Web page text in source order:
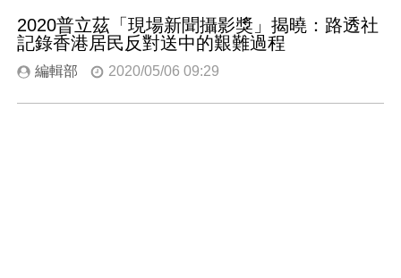
2020普立茲「現場新聞攝影獎」揭曉：路透社
記錄香港居民反對送中的艱難過程
編輯部 2020/05/06 09:29